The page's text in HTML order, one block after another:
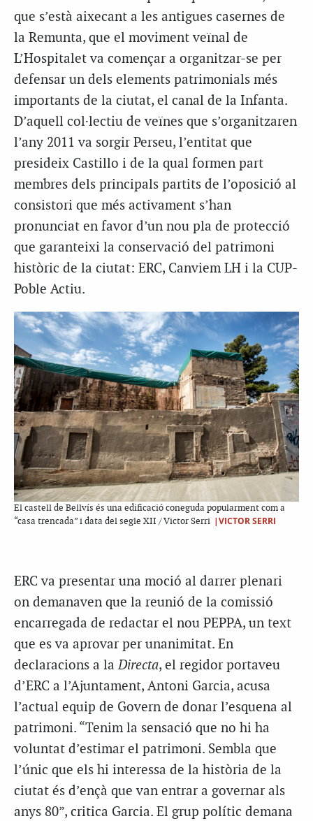
que s’està aixecant a les antigues casernes de
la Remunta, que el moviment veïnal de
L’Hospitalet va començar a organitzar-se per
defensar un dels elements patrimonials més
importants de la ciutat, el canal de la Infanta.
D’aquell col·lectiu de veïnes que s’organitzaren
l’any 2011 va sorgir Perseu, l’entitat que
presideix Castillo i de la qual formen part
membres dels principals partits de l’oposició al
consistori que més activament s’han
pronunciat en favor d’un nou pla de protecció
que garanteixi la conservació del patrimoni
històric de la ciutat: ERC, Canviem LH i la CUP-
Poble Actiu.
El castell de Bellvís és una edificació coneguda popularment com a
“casa trencada” i data del segle XII / Victor Serri |VICTOR SERRI
ERC va presentar una moció al darrer plenari
on demanaven que la reunió de la comissió
encarregada de redactar el nou PEPPA, un text
que es va aprovar per unanimitat. En
declaracions a laDirecta, el regidor portaveu
d’ERC a l’Ajuntament, Antoni Garcia, acusa
l’actual equip de Govern de donar l’esquena al
patrimoni. “Tenim la sensació que no hi ha
voluntat d’estimar el patrimoni. Sembla que
l’únic que els hi interessa de la història de la
ciutat és d’ençà que van entrar a governar als
anys 80”, critica Garcia. El grup polític demana